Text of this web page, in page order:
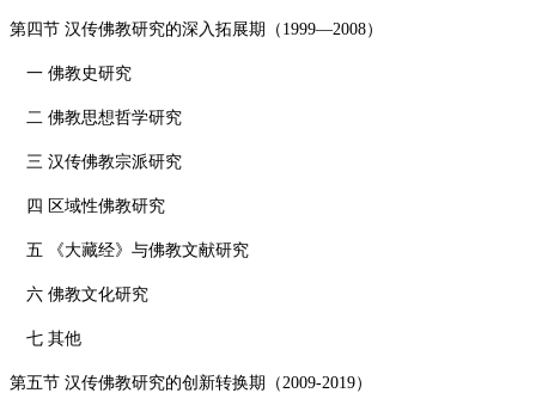
第四节 汉传佛教研究的深入拓展期（ 1999—2008）
一 佛教史研究
二 佛教思想哲学研究
三 汉传佛教宗派研究
四 区域性佛教研究
五 《大藏经》与佛教文献研究
六 佛教文化研究
七 其他
第五节 汉传佛教研究的创新转换期（ 2009-2019）